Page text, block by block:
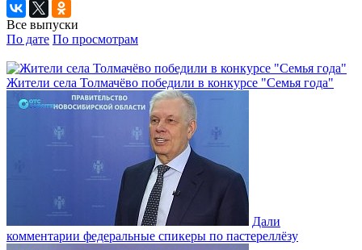
Все выпуски
По дате По просмотрам
Жители села Толмачёво победили в конкурсе "Семья года"
Дали
комментарии федеральные спикеры по пастереллёзу